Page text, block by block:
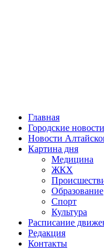
Главная
Городские новости
Новости
Картина дня
Медицина
ЖКХ
Образование
Спорт
Культура
Расписание
Редакция
Контакты